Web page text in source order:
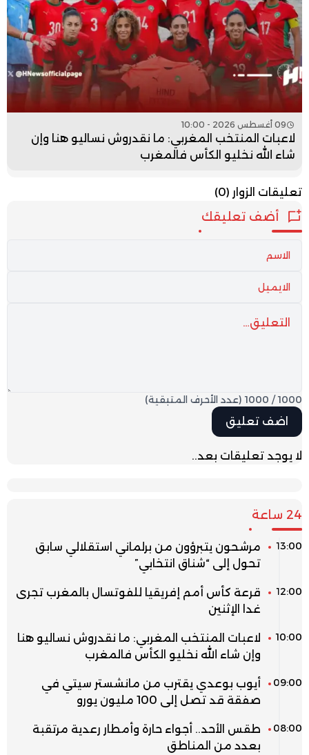
09 أغسطس 2026 - 10:00
لاعبات المنتخب المغربي: ما نقدروش نساليو هنا وإن
شاء الله نخليو الكأس فالمغرب
تعليقات الزوار (0)
أضف تعليقك
1000
/
1000 (عدد الأحرف المتبقية)
لا يوجد تعليقات بعد..
24 ساعة
13:00
مرشحون يتبرؤون من برلماني استقلالي سابق
تحول إلى “شناق انتخابي”
12:00
قرعة كأس أمم إفريقيا للفوتسال بالمغرب تجرى
غدا الإثنين
10:00
لاعبات المنتخب المغربي: ما نقدروش نساليو هنا
وإن شاء الله نخليو الكأس فالمغرب
09:00
أيوب بوعدي يقترب من مانشستر سيتي في
صفقة قد تصل إلى 100 مليون يورو
08:00
طقس الأحد.. أجواء حارة وأمطار رعدية مرتقبة
بعدد من المناطق